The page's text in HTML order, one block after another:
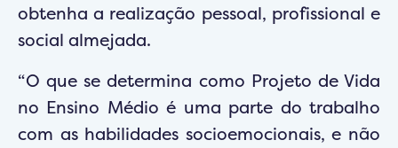
obtenha a realização pessoal, profissional e
social almejada.
“O que se determina como Projeto de Vida
no Ensino Médio é uma parte do trabalho
com as habilidades socioemocionais, e não